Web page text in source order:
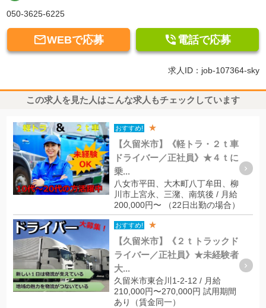
050-3625-6225
WEBで応募  電話で応募
求人ID：job-107364-sky
この求人を見た人はこんな求人もチェックしています
おすすめ! ★
【久留米市】《軽トラ・２ｔ車
ドライバー／正社員》★４ｔに
乗...
八女市平田、大木町八丁牟田、柳
川市上宮永、三潴、南筑後 / 月給
200,000円〜 （22日出勤の場合）
おすすめ! ★
【久留米市】《２ｔトラックド
ライバー／正社員》★未経験者
大...
久留米市東合川1-2-12 / 月給
210,000円〜270,000円 試用期間
あり（賃金同一）